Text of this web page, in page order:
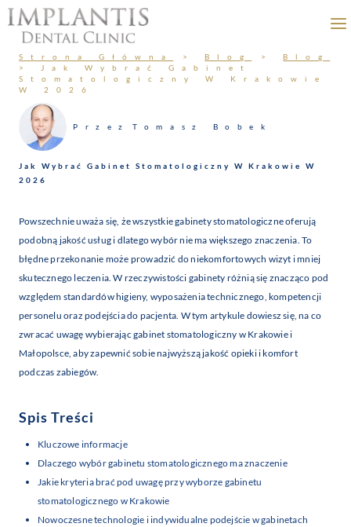
Przejdź
do
treści
Strona Główna > Blog > Blog
>Jak Wybrać Gabinet
Stomatologiczny W Krakowie
W 2026
Przez Tomasz Bobek
Jak Wybrać Gabinet Stomatologiczny W Krakowie W
2026
Powszechnie uważa się, że wszystkie gabinety stomatologiczne oferują
podobną jakość usług i dlatego wybór nie ma większego znaczenia. To
błędne przekonanie może prowadzić do niekomfortowych wizyt i mniej
skutecznego leczenia. W rzeczywistości gabinety różnią się znacząco pod
względem standardów higieny, wyposażenia technicznego, kompetencji
personelu oraz podejścia do pacjenta. W tym artykule dowiesz się, na co
zwracać uwagę wybierając gabinet stomatologiczny w Krakowie i
Małopolsce, aby zapewnić sobie najwyższą jakość opieki i komfort
podczas zabiegów.
Spis Treści
Kluczowe informacje
Dlaczego wybór gabinetu stomatologicznego ma znaczenie
Jakie kryteria brać pod uwagę przy wyborze gabinetu
stomatologicznego w Krakowie
Nowoczesne technologie i indywidualne podejście w gabinetach